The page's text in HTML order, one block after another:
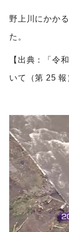
野上川にかか
た。
【出典：「令
いて（第 25 報